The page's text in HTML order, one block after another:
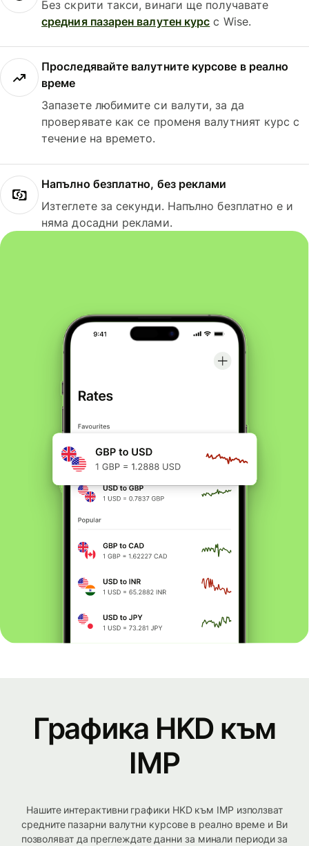
Без скрити такси, винаги ще получавате
средния пазарен валутен курс с Wise.
Проследявайте валутните курсове в реално
време
Запазете любимите си валути, за да
проверявате как се променя валутният курс с
течение на времето.
Напълно безплатно, без реклами
Изтеглете за секунди. Напълно безплатно е и
няма досадни реклами.
Графика HKD към
IMP
Нашите интерактивни графики HKD към IMP използват
средните пазарни валутни курсове в реално време и Ви
позволяват да преглеждате данни за минали периоди за